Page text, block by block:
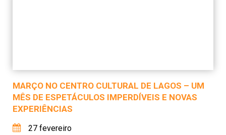
MARÇO NO CENTRO CULTURAL DE LAGOS – UM
MÊS DE ESPETÁCULOS IMPERDÍVEIS E NOVAS
EXPERIÊNCIAS
27 fevereiro